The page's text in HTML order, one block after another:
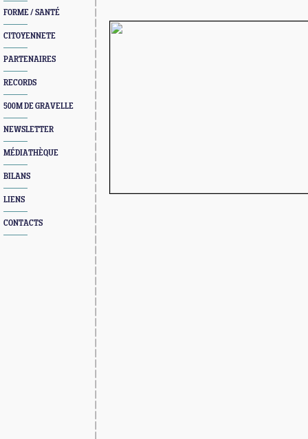
FORME / SANTÉ
CITOYENNETE
PARTENAIRES
RECORDS
500M DE GRAVELLE
NEWSLETTER
MÉDIATHÈQUE
BILANS
LIENS
CONTACTS